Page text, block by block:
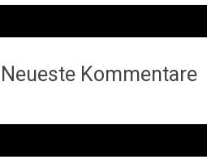
Neueste Kommentare